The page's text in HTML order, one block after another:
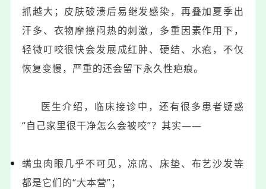
抓越大；皮肤破溃后易继发感染，再叠加夏季出
汗多、衣物摩擦闷热的刺激，多重因素作用下，
轻微叮咬很快会发展成红肿、硬结、水疱，不仅
恢复变慢，严重的还会留下永久性疤痕。
医生介绍，临床接诊中，还有很多患者疑惑
“自己家里很干净怎么会被咬”？其实——
螨虫肉眼几乎不可见，凉席、床垫、布艺沙发等
都是它们的“大本营”；